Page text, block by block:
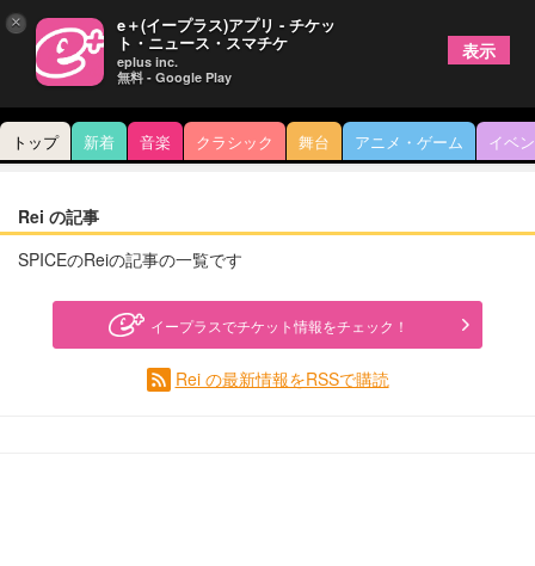
トップ 新着 音楽 クラシック 舞台 アニメ・ゲーム イベ
Rei の記事
SPICEのReiの記事の一覧です
イープラスでチケット情報をチェック！
Rei の最新情報をRSSで購読
× e＋(イープラス)アプリ - チケッ
ト・ニュース・スマチケ
eplus inc.
無料 - Google Play
表示